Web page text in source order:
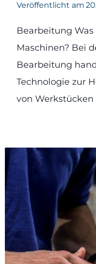
Veröffentlicht am
Bearbeitung
Maschinen? Bei
Bearbeitung
Technologie zur
von